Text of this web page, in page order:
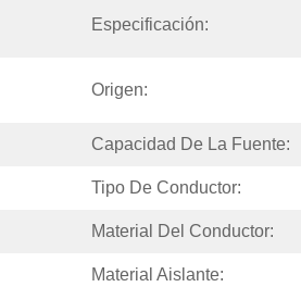
Especificación:
Origen:
Capacidad De La Fuente:
Tipo De Conductor:
Material Del Conductor:
Material Aislante: